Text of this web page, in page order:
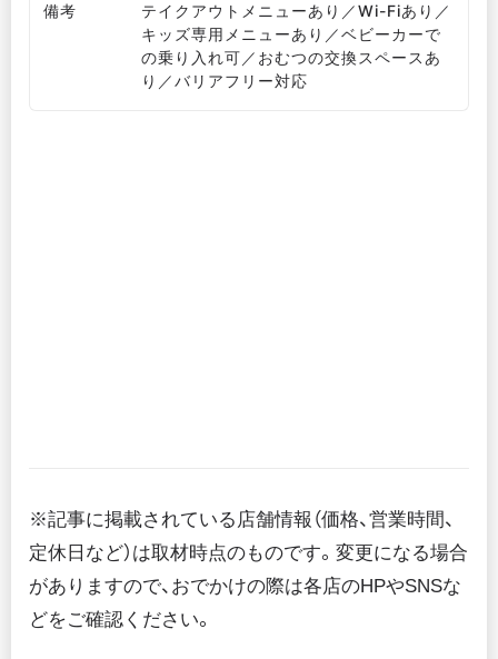
備考
テイクアウトメニューあり／Wi-Fiあり／
キッズ専用メニューあり／ベビーカーで
の乗り入れ可／おむつの交換スペースあ
り／バリアフリー対応
※記事に掲載されている店舗情報（価格、営業時間、
定休日など）は取材時点のものです。変更になる場合
がありますので、おでかけの際は各店のHPやSNSな
どをご確認ください。